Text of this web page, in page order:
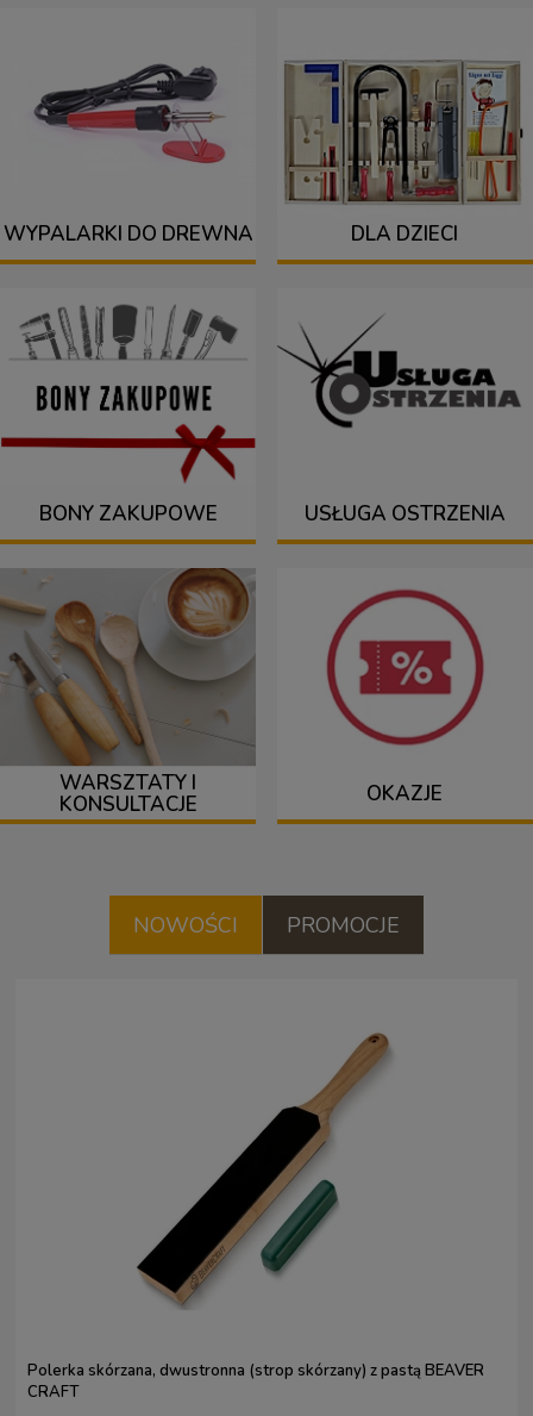
WYPALARKI DO DREWNA DLA DZIECI
BONY ZAKUPOWE USŁUGA OSTRZENIA
WARSZTATY I
KONSULTACJE OKAZJE
NOWOŚCI PROMOCJE
Polerka skórzana, dwustronna (strop skórzany) z pastą BEAVER
CRAFT